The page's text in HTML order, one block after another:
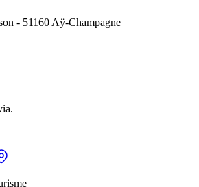
- 51160 Aÿ-Champagne